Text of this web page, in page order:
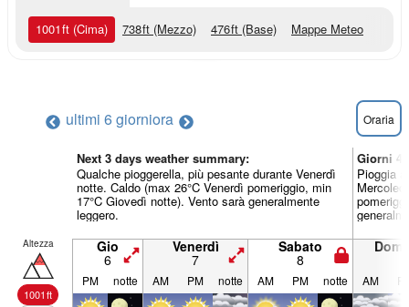
1001ft (Cima) 738ft (Mezzo) 476ft (Base) Mappe Meteo
ultimi 6 giorniora Oraria
Next 3 days weather summary:
Qualche pioggerella, più pesante durante Venerdì
notte. Caldo (max 26°C Venerdì pomeriggio, min
17°C Giovedì notte). Vento sarà generalmente
leggero.
Giorni
Pioggia
Altezza
1001ft
Gio
6
Venerdì
7
Sabato
8
PM notte AM PM notte AM PM notte AM